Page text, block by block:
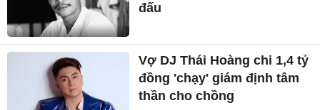
đấu
Vợ DJ Thái Hoàng chi 1,4 tỷ
đồng 'chạy' giám định tâm
thần cho chồng